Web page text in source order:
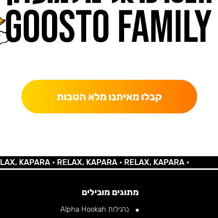
קבלו מאיתנו מלא הטבות
•RELAX, KAPARA •RELAX, KAPARA •
מתוגים מובילים
נרגילות Alpha Hookah